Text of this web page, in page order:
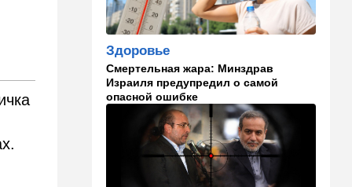
11:35 Израиль
США и Израиль могут
перейти к беспрецедентному
оборонному партнерству
11:03 Общество
Найдено сильно
разложившееся тело:
поиски 23-летнего парня
приняли трагический оборот
Здоровье
Смертельная жара: Минздрав
Израиля предупредил о самой
опасной ошибке